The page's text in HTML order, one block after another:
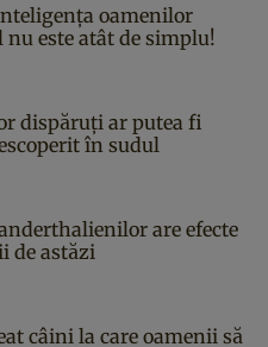
oamenilor
nu este atât de simplu!
dispăruți ar putea fi
în sudul
are efecte
de astăzi
câini la care oamenii să